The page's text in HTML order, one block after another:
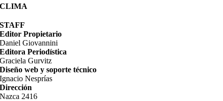
CLIMA
STAFF
Editor Propietario
Daniel Giovannini
Editora Periodística
Graciela Gurvitz
Diseño web y soporte técnico
Ignacio Nesprías
Dirección
Nazca 2416